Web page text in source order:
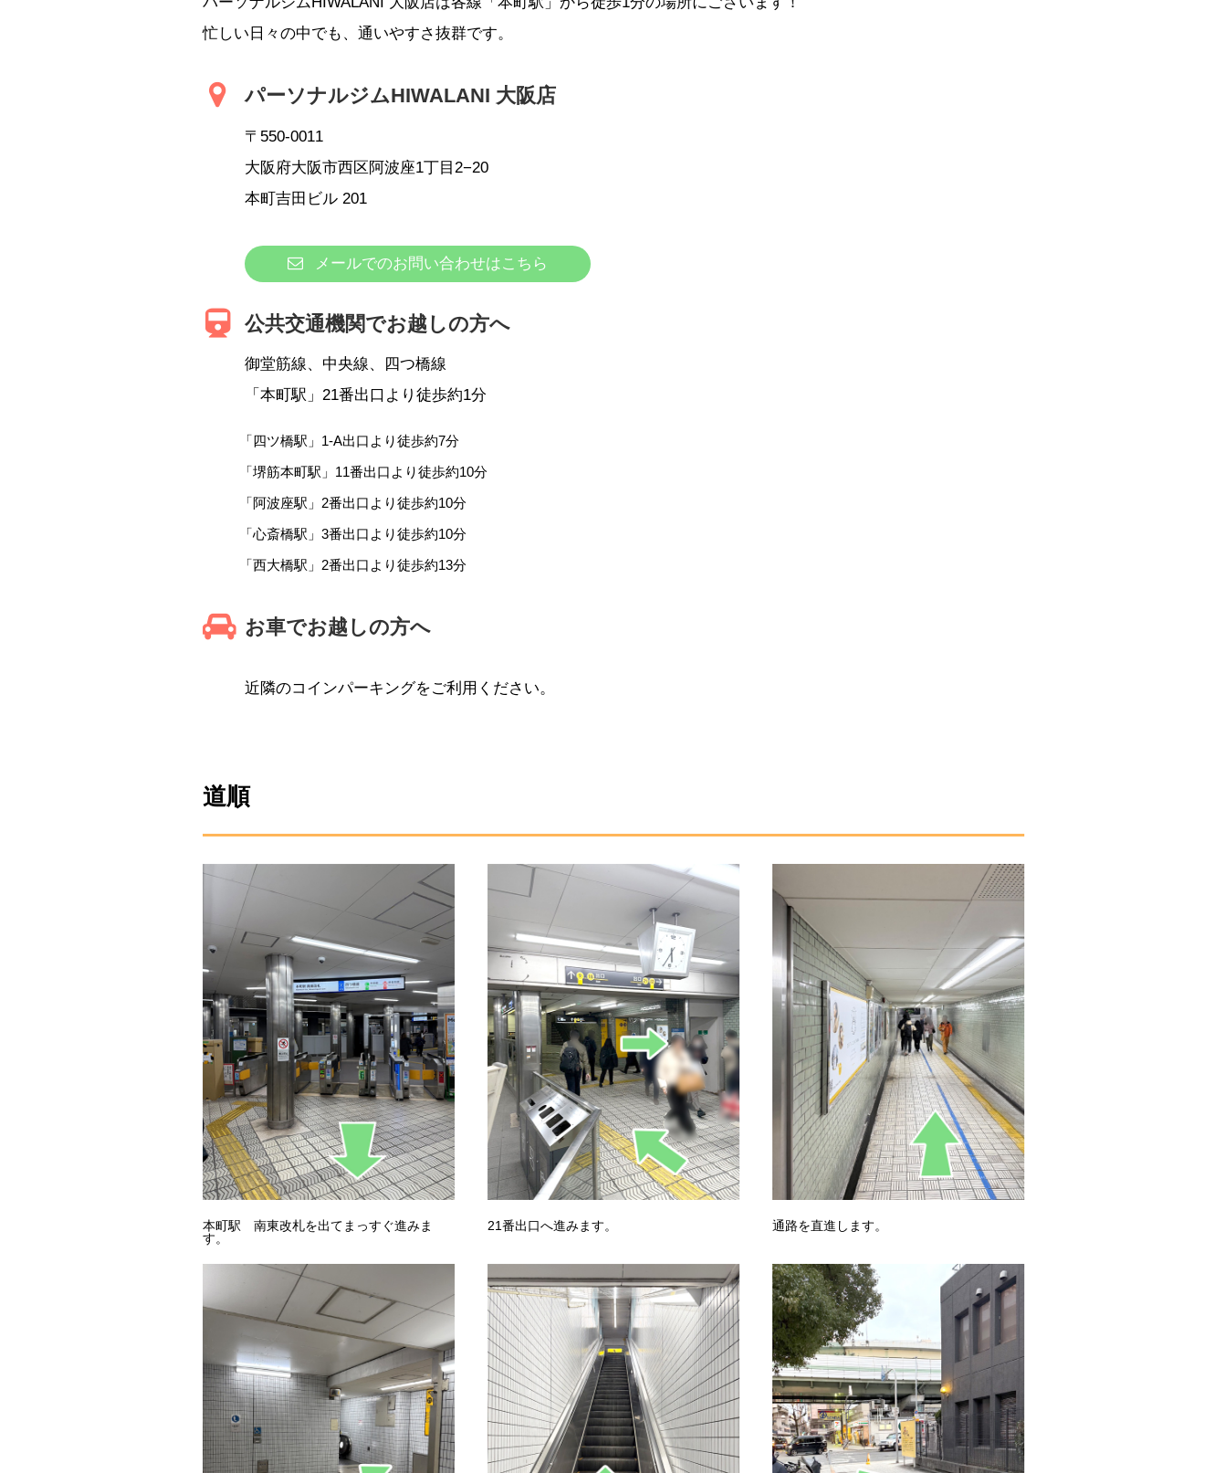
忙しい日々の中でも、通いやすさ抜群です。
パーソナルジムHIWALANI 大阪店
〒550-0011
大阪府大阪市西区阿波座1丁目2−20
本町吉田ビル 201
メールでのお問い合わせはこちら
公共交通機関でお越しの方へ
御堂筋線、中央線、四つ橋線
「本町駅」21番出口より徒歩約1分
「四ツ橋駅」1-A出口より徒歩約7分
「堺筋本町駅」11番出口より徒歩約10分
「阿波座駅」2番出口より徒歩約10分
「心斎橋駅」3番出口より徒歩約10分
「西大橋駅」2番出口より徒歩約13分
お車でお越しの方へ
近隣のコインパーキングをご利用ください。
道順
本町駅 南東改札を出てまっすぐ進みま
す。
21番出口へ進みます。 通路を直進します。